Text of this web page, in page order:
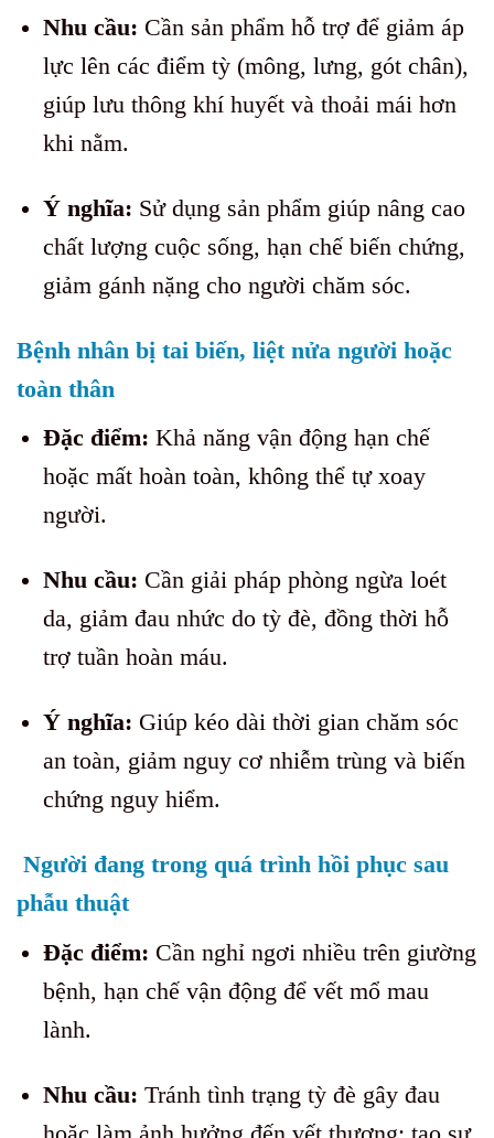
Nhu cầu: Cần sản phẩm hỗ trợ để giảm áp
lực lên các điểm tỳ (mông, lưng, gót chân),
giúp lưu thông khí huyết và thoải mái hơn
khi nằm.
Ý nghĩa: Sử dụng sản phẩm giúp nâng cao
chất lượng cuộc sống, hạn chế biến chứng,
giảm gánh nặng cho người chăm sóc.
Bệnh nhân bị tai biến, liệt nửa người hoặc
toàn thân
Đặc điểm: Khả năng vận động hạn chế
hoặc mất hoàn toàn, không thể tự xoay
người.
Nhu cầu: Cần giải pháp phòng ngừa loét
da, giảm đau nhức do tỳ đè, đồng thời hỗ
trợ tuần hoàn máu.
Ý nghĩa: Giúp kéo dài thời gian chăm sóc
an toàn, giảm nguy cơ nhiễm trùng và biến
chứng nguy hiểm.
Người đang trong quá trình hồi phục sau
phẫu thuật
Đặc điểm: Cần nghỉ ngơi nhiều trên giường
bệnh, hạn chế vận động để vết mổ mau
lành.
Nhu cầu: Tránh tình trạng tỳ đè gây đau